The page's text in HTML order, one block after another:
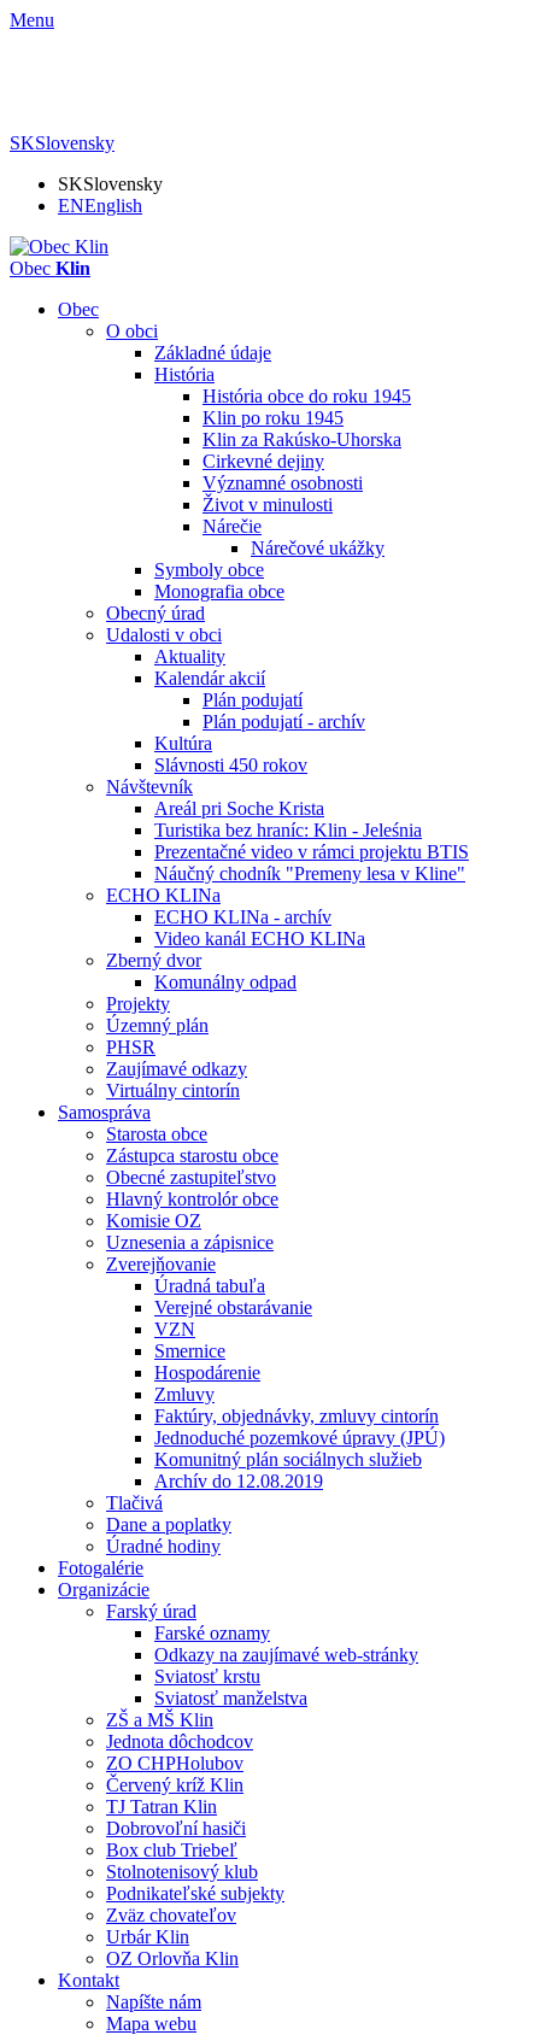
Menu
SKSlovensky
SKSlovensky
ENEnglish
Obec Klin
Obec
O obci
Základné údaje
História
História obce do roku 1945
Klin po roku 1945
Klin za Rakúsko-Uhorska
Cirkevné dejiny
Významné osobnosti
Život v minulosti
Nárečie
Nárečové ukážky
Symboly obce
Monografia obce
Obecný úrad
Udalosti v obci
Aktuality
Kalendár akcií
Plán podujatí
Plán podujatí - archív
Kultúra
Slávnosti 450 rokov
Návštevník
Areál pri Soche Krista
Turistika bez hraníc: Klin - Jeleśnia
Prezentačné video v rámci projektu BTIS
Náučný chodník "Premeny lesa v Kline"
ECHO KLINa
ECHO KLINa - archív
Video kanál ECHO KLINa
Zberný dvor
Komunálny odpad
Projekty
Územný plán
PHSR
Zaujímavé odkazy
Virtuálny cintorín
Samospráva
Starosta obce
Zástupca starostu obce
Obecné zastupiteľstvo
Hlavný kontrolór obce
Komisie OZ
Uznesenia a zápisnice
Zverejňovanie
Úradná tabuľa
Verejné obstarávanie
VZN
Smernice
Hospodárenie
Zmluvy
Faktúry, objednávky, zmluvy cintorín
Jednoduché pozemkové úpravy (JPÚ)
Komunitný plán sociálnych služieb
Archív do 12.08.2019
Tlačivá
Dane a poplatky
Úradné hodiny
Fotogalérie
Organizácie
Farský úrad
Farské oznamy
Odkazy na zaujímavé web-stránky
Sviatosť krstu
Sviatosť manželstva
ZŠ a MŠ Klin
Jednota dôchodcov
ZO CHPHolubov
Červený kríž Klin
TJ Tatran Klin
Dobrovoľní hasiči
Box club Triebeľ
Stolnotenisový klub
Podnikateľské subjekty
Zväz chovateľov
Urbár Klin
OZ Orlovňa Klin
Kontakt
Napíšte nám
Mapa webu